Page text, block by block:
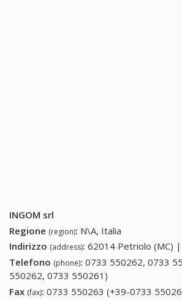
INGOM srl
Regione (region): N\A, Italia
Indirizzo (address): 62014 Petriolo (MC) |
Telefono (phone): 0733 550262, 0733
550262, 0733 550261)
0733 550262,
Fax (fax): 0733 550263 (+39-0733